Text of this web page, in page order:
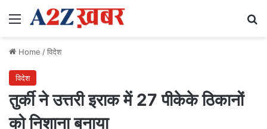
Menu
Home /विदेश
विदेश
तुर्की ने उत्तरी इराक में 27 पीकेके ठिकानों
को निशाना बनाया